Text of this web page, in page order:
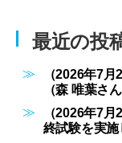
最近の投
（2026年7
（森 唯葉さん
（2026年7
終試験を実施